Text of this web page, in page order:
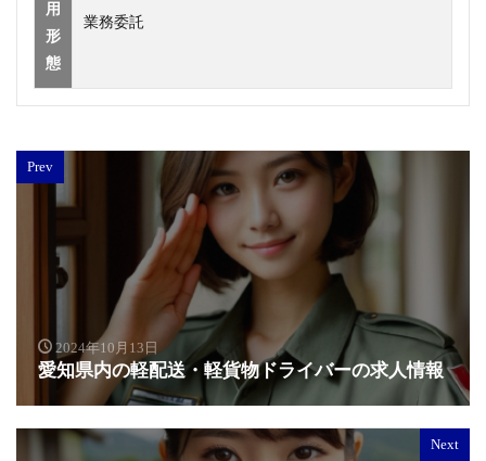
用
形
態
業務委託
Prev
2024年10月13日
愛知県内の軽配送・軽貨物ドライバーの求人情報
Next